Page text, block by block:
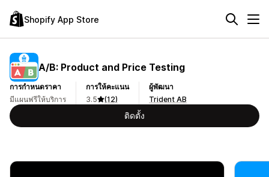
Shopify App Store
A/B: Product and Price Testing
การกำหนดราคา
มีแผนฟรีให้บริการ
การให้คะแนน
3.5
(12)
ผู้พัฒนา
Trident AB
ติดตั้ง